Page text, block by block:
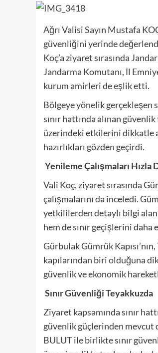
Ağrı Valisi Sayın Mustafa
güvenliğini yerinde
Koç’a ziyaret sırasında
Jandarma Komutanı, İl
kurum amirleri de eşlik etti.
Bölgeye yönelik gerçekleşen
sınır hattında alınan
üzerindeki etkilerini dikkatle
hazırlıkları gözden geçirdi.
Yenileme Çalışmaları Hızla
Vali Koç, ziyaret sırasında
çalışmalarını da inceledi.
yetkililerden detaylı bilgi alan
hem de sınır geçişlerini
Gürbulak Gümrük
kapılarından biri olduğuna
güvenlik ve ekonomik
Sınır Güvenliği Teyakkuzda
Ziyaret kapsamında sınır
güvenlik güçlerinden mevcut
BULUT ile birlikte sınır